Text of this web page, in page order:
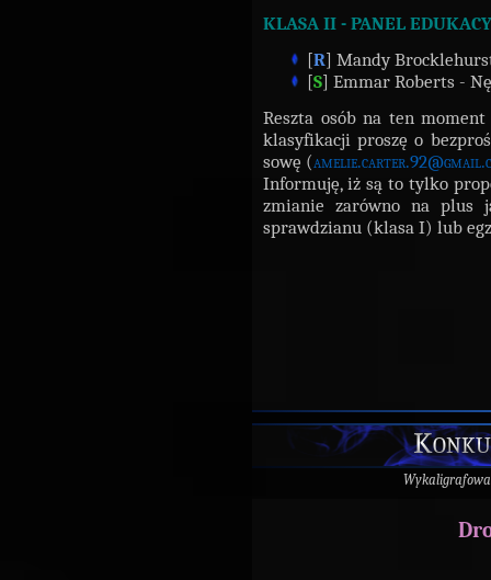
KLASA II - PANEL
[R] Mandy
[S] Emmar Roberts -
Reszta osób na ten
klasyfikacji proszę o
sowę (
Informuję, iż są to tylko
zmianie zarówno na plus
sprawdzianu (klasa I) lub